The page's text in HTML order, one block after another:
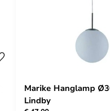
Marike Hanglamp
Lindby